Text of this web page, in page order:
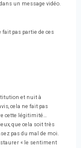
un message vidéo.
fait pas partie de ces
et nuit à
cela ne fait pas
cette légitimité…
que cela soit très
pas du mal de moi.
« le sentiment